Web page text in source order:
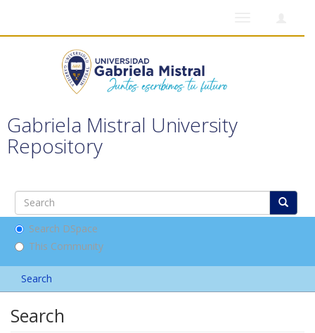
Gabriela Mistral University
Repository
Search DSpace
This Community
Search
Search